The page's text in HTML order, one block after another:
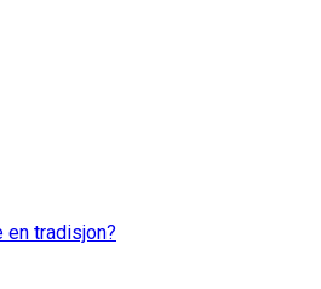
en tradisjon?